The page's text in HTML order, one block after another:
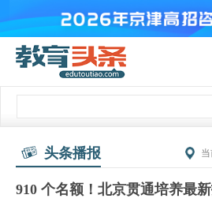
头条播报 当
910 个名额！北京贯通培养最